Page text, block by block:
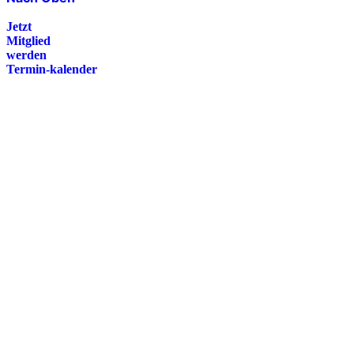
Jetzt
Mitglied
werden
Termin-kalender